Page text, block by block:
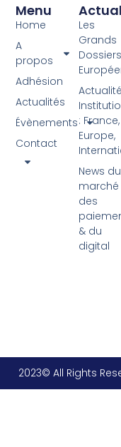
Les
Grands
Dossiers
Actualité
: France,
Europe,
News du
marché
des
& du
digital
Menu
Home
A
propos
Adhésion
Actualités
Évènements
Contact
2023© All Rights